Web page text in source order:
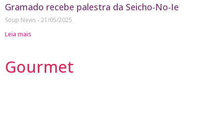
Gramado recebe palestra da Seicho-No-Ie
Soup News 21/05/2025
Leia mais
Gourmet